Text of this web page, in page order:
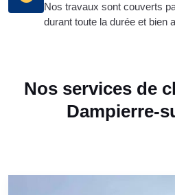
Nos travaux sont couverts
durant toute la durée et bien
Nos services de
Dampierre-